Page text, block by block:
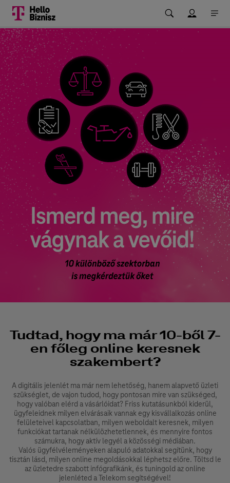
Tudtad, hogy ma már 10-ből 7-
en főleg online keresnek
szakembert?
A digitális jelenlét ma már nem lehetőség, hanem alapvető üzleti
szükséglet, de vajon tudod, hogy pontosan mire van szükséged,
hogy valóban elérd a vásárlóidat? Friss kutatásunkból kiderül,
ügyfeleidnek milyen elvárásaik vannak egy kisvállalkozás online
felületeivel kapcsolatban, milyen weboldalt keresnek, milyen
funkciókat tartanak nélkülözhetetlennek, és mennyire fontos
számukra, hogy aktív legyél a közösségi médiában.
Valós ügyfélvéleményeken alapuló adatokkal segítünk, hogy
tisztán lásd, milyen online megoldásokkal léphetsz előre. Töltsd le
az üzletedre szabott infógrafikánk, és tuningold az online
jelenléted a Telekom segítségével!